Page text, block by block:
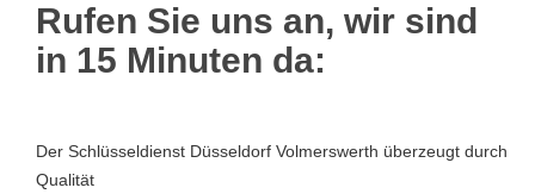
Rufen Sie uns an, wir sind
in 15 Minuten da:
Der Schlüsseldienst Düsseldorf Volmerswerth überzeugt durch
Qualität